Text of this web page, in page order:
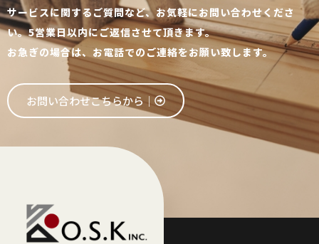
サービスに関するご質問など、お気軽にお問い合わせくださ
い。5営業日以内にご返信させて頂きます。
お急ぎの場合は、お電話でのご連絡をお願い致します。
お問い合わせこちらから│